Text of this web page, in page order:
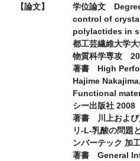
【論文】
学位論文
control of
polylactides in
都工芸繊維大学
物質科学専攻
著書 High
Hajime
Functional
シー出版社 2008
著書 川上および
リ-L-乳酸の問題
ンバーテック 加
著書 General